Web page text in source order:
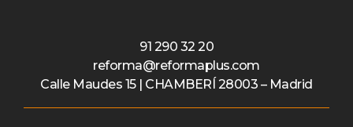
91 290 32 20
reforma@reformaplus.com
Calle Maudes 15 | CHAMBERÍ 28003 – Madrid